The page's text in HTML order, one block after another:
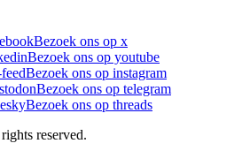
Bezoek ons op x
Bezoek ons op youtube
Bezoek ons op instagram
Bezoek ons op telegram
Bezoek ons op threads
reserved.